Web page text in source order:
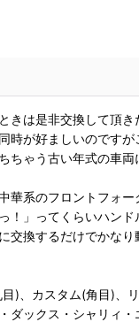
きは是非交換して頂き
時が好ましいのです
ちゃう古い年式の車両
華系のフロントフォ
！」ってくらいハンド
交換するだけでかな
)、カスタム(角目)、
ダックス・シャリィ